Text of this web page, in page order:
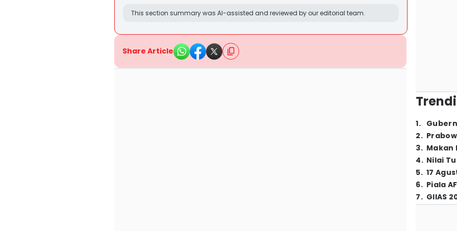
This section summary was AI-assisted and reviewed by our editorial team.
Share Article
1.
2.
3. Makan
4. Nilai
5. 17
6. Piala
7. GIIAS